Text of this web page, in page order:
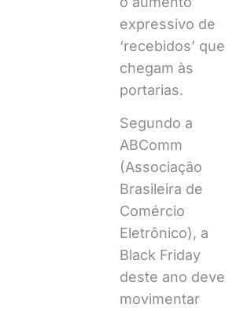
expressivo de
‘recebidos’ que
chegam às
portarias.
Segundo a
ABComm
(Associação
Brasileira de
Comércio
Eletrônico), a
Black Friday
deste ano deve
movimentar